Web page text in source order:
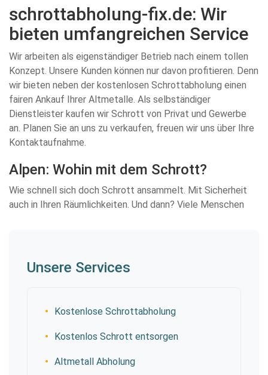
schrottabholung-fix.de: Wir
bieten umfangreichen Service
Wir arbeiten als eigenständiger Betrieb nach einem tollen
Konzept. Unsere Kunden können nur davon profitieren. Denn
wir bieten neben der kostenlosen Schrottabholung einen
fairen Ankauf Ihrer Altmetalle. Als selbständiger
Dienstleister kaufen wir Schrott von Privat und Gewerbe
an. Planen Sie an uns zu verkaufen, freuen wir uns über Ihre
Kontaktaufnahme.
Alpen: Wohin mit dem Schrott?
Wie schnell sich doch Schrott ansammelt. Mit Sicherheit
auch in Ihren Räumlichkeiten. Und dann? Viele Menschen
Unsere Services
Kostenlose Schrottabholung
Kostenlos Schrott entsorgen
Altmetall Abholung